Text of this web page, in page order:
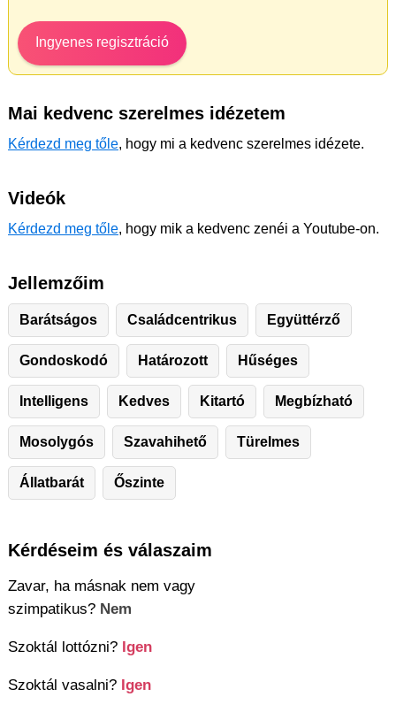
Ingyenes regisztráció
Mai kedvenc szerelmes idézetem
Kérdezd meg tőle, hogy mi a kedvenc szerelmes idézete.
Videók
Kérdezd meg tőle, hogy mik a kedvenc zenéi a Youtube-on.
Jellemzőim
Barátságos Családcentrikus Együttérző
Gondoskodó Határozott Hűséges
Intelligens Kedves Kitartó Megbízható
Mosolygós Szavahihető Türelmes
Állatbarát Őszinte
Kérdéseim és válaszaim
Zavar, ha másnak nem vagy
szimpatikus? Nem
Szoktál lottózni? Igen
Szoktál vasalni? Igen